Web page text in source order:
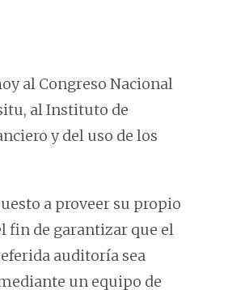
al Congreso Nacional
al Instituto de
y del uso de los
a proveer su propio
fin de garantizar que el
auditoría sea
un equipo de